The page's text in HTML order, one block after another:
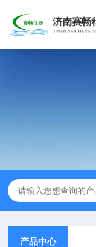
产品中心